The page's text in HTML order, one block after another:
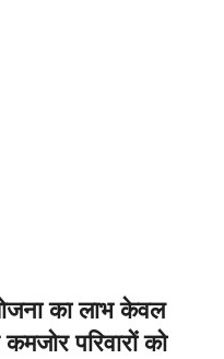
का लाभ केवल
परिवारों को